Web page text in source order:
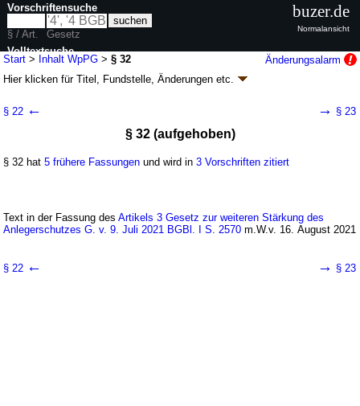
Start > Inhalt WpPG >§ 32
Änderungsalarm
Hier klicken fürTitel, Fundstelle, Änderungen etc.
BGBl. 2026 I Nr. 33
37 weitere Fassungen | Drucksachen / Entwurf / Begründung
§ 22 ← → § 23
§ 32 (aufgehoben)
§ 32 hat5 frühere Fassungen und wird in3 Vorschriften zitiert
Text in der Fassung desArtikels 3 Gesetz zur weiteren Stärkung des
Anlegerschutzes G. v. 9. Juli 2021 BGBl. I S. 2570 m.W.v. 16. August 2021
§ 22 ← → § 23
Vorschriftensuche
§ / Art.
Gesetz
Volltextsuche
nur in WpPG
buzer.de
Normalansicht